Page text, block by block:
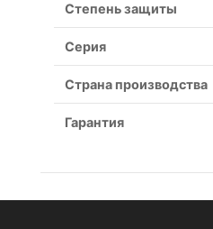
Степень защиты
Серия
Страна производства
Гарантия